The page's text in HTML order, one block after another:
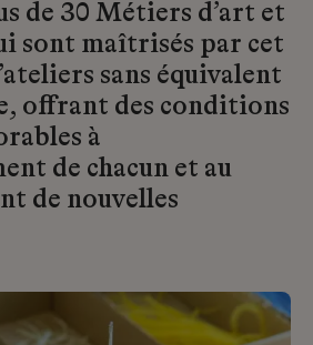
de 30 Métiers d’art et
sont maîtrisés par cet
sans équivalent
offrant des conditions
à
de chacun et au
de nouvelles